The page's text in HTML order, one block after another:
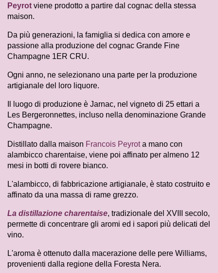
Peyrot viene prodotto a partire dal cognac della stessa
maison.
Da più generazioni, la famiglia si dedica con amore e
passione alla produzione del cognac Grande Fine
Champagne 1ER CRU.
Ogni anno, ne selezionano una parte per la produzione
artigianale del loro liquore.
Il luogo di produzione è Jarnac, nel vigneto di 25 ettari a
Les Bergeronnettes, incluso nella denominazione Grande
Champagne.
Distillato dalla maison Francois Peyrota mano con
alambicco charentaise, viene poi affinato per almeno 12
mesi in botti di rovere bianco.
L'alambicco, di fabbricazione artigianale, è stato costruito e
affinato da una massa di rame grezzo.
La distillazione charentaise, tradizionale del XVIII secolo,
permette di concentrare gli aromi ed i sapori più delicati del
vino.
L'aroma è ottenuto dalla macerazione delle pere Williams,
provenienti dalla regione della Foresta Nera.